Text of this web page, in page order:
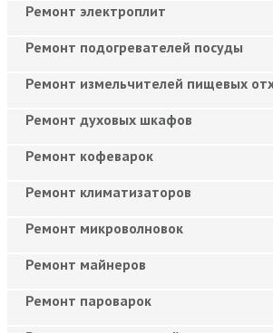
Ремонт электроплит
Ремонт подогревателей посуды
Ремонт измельчителей пищевых
Ремонт духовых шкафов
Ремонт кофеварок
Ремонт климатизаторов
Ремонт микроволновок
Ремонт майнеров
Ремонт пароварок